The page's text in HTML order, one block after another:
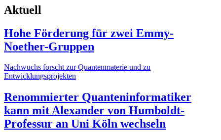
Aktuell
Hohe Förderung für zwei Emmy-
Noether-Gruppen
Nachwuchs forscht zur Quantenmaterie und zu
Entwicklungsprojekten
Renommierter Quanteninformatiker
kann mit Alexander von Hum­boldt­-
Professur an Uni Köln wechseln